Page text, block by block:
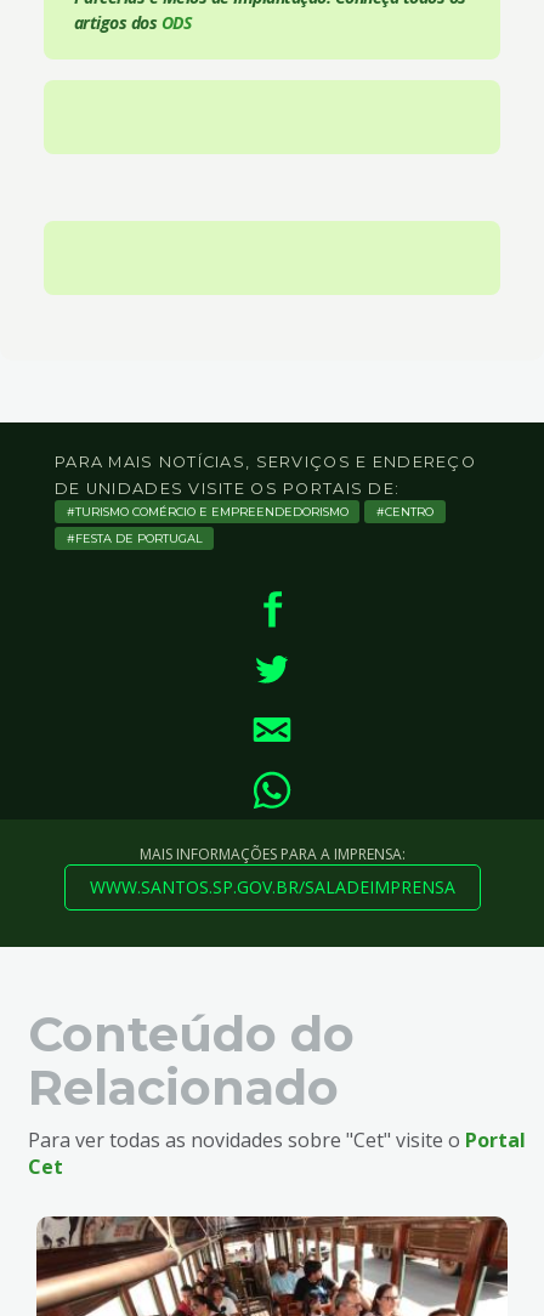
artigos dos ODS
PARA MAIS NOTÍCIAS, SERVIÇOS E ENDEREÇO
DE UNIDADES VISITE OS PORTAIS DE:
TURISMO COMÉRCIO E EMPREENDEDORISMO
CENTRO
FESTA DE PORTUGAL
MAIS INFORMAÇÕES PARA A IMPRENSA:
WWW.SANTOS.SP.GOV.BR/SALADEIMPRENSA
Conteúdo do
Relacionado
Para ver todas as novidades sobre "Cet" visite o Portal
Cet